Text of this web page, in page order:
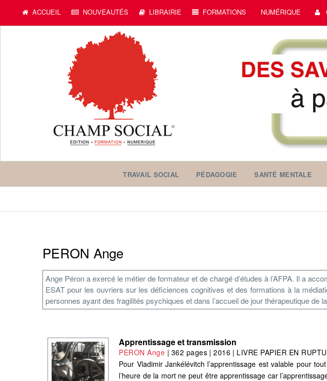
ACCUEIL NOUVEAUTÉS LIBRAIRIE FORMATIONS NUMÉRIQUE
TRAVAIL SOCIAL PÉDAGOGIE SANTÉ MENTALE
PERON Ange
Ange Péron a exercé le métier de formateur et de chargé d’études à l’AFPA. Il a
ESAT pour les ouvriers sur les déficiences cognitives et des formations à la
personnes ayant des fragilités psychiques et dans l’accueil de jour thérapeutique de
Apprentissage et transmission
PERON Ange | 362 pages |2016 | LIVRE PAPIER EN
Pour Vladimir Jankélévitch l’apprentissage est valable pour
l’heure de la mort ne peut être apprentissage car